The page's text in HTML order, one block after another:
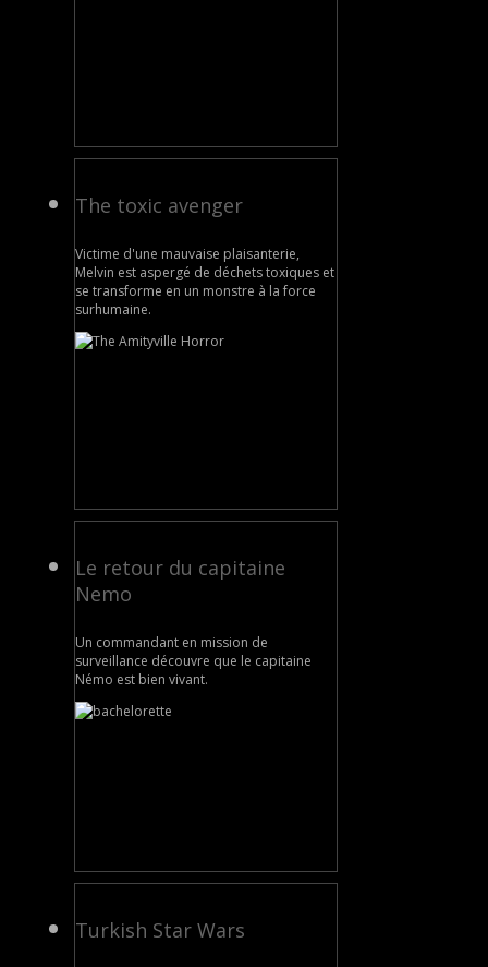
The toxic avenger
Victime d'une mauvaise plaisanterie,
Melvin est aspergé de déchets toxiques et
se transforme en un monstre à la force
surhumaine.
Le retour du capitaine
Nemo
Un commandant en mission de
surveillance découvre que le capitaine
Némo est bien vivant.
Turkish Star Wars